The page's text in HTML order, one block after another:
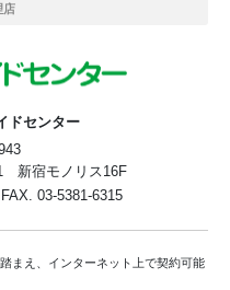
店
ドセンター
新宿モノリス16F
03-5381-6315
まえ、インターネット上で契約可能